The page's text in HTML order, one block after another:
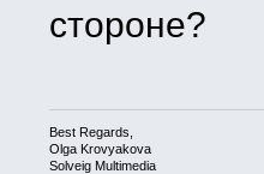
стороне?
Best Regards,
Olga Krovyakova
Solveig Multimedia